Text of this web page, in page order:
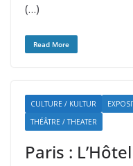
(…)
Read More
CULTURE / KULTUR
THÉÂTRE / THEATER
Paris :